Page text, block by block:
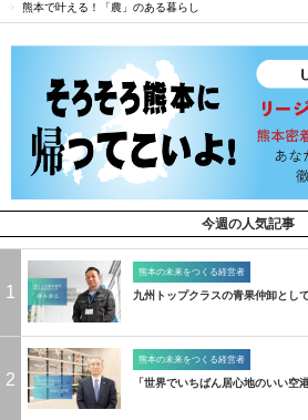
熊本で叶える！「農」のある暮らし
今週の人気記事
1
熊本の未来をつくる経営者
九州トップクラスの青果仲卸と
2
熊本の未来をつくる経営者
「世界でいちばん居心地のいい空